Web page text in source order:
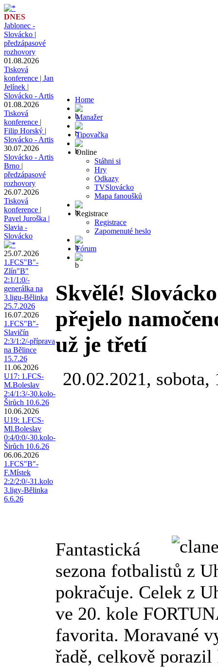
DNES
Jablonec -
Slovácko |
předzápasové
rozhovory
01.08.2026
Tisková
konference | Jan
Jelínek |
Slovácko - Artis
01.08.2026
Tisková
konference |
Filip Horský |
Slovácko - Artis
30.07.2026
Slovácko - Artis
Brno |
předzápasové
rozhovory
26.07.2026
Tisková
konference |
Pavel Juroška |
Slavia -
Slovácko
25.07.2026
1.FCS"B"-
Zlín"B"
2:1/1:0/-
generálka na
3.ligu-Bělinka
25.7.2026
16.07.2026
1.FCS"B"-
Slavičín
2:3/1:2/-příprava
na Bělince
15.7.26
11.06.2026
U17: 1.FCS-
M.Boleslav
2:4/1:3/-30.kolo-
Širůch 10.6.26
10.06.2026
U19: 1.FCS-
Ml.Boleslav
0:4/0:0/-30.kolo-
Širůch 10.6.26
06.06.2026
1.FCS"B"-
F.Místek
2:2/2:0/-31.kolo
3.ligy-Bělinka
6.6.26
Home
Manažer
Tipovačka
Online
Stáhni si
Hry
Odkazy
TVSlovácko
Mapa fanoušků
Registrace
Registrace
Zapomenuté heslo
Fórum
Skvělé!
přejelo
už je třetí
20.02.2021, sobota,
Fantastická
sezona fotbalistů z
pokračuje. Celek z
ve 20. kole
favorita. Moravané
řadě, celkově